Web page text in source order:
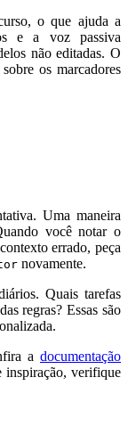
o que ajuda a
e a voz passiva
não editadas. O
os marcadores
Uma maneira
você notar o
errado, peça
novamente.
Quais tarefas
regras? Essas são
a documentação
inspiração, verifique